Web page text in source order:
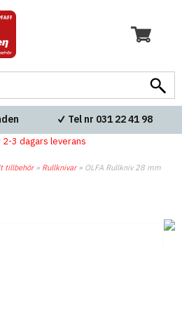
Tel nr 031 22 41 98
2-3 dagars leverans
tillbehör» Rullknivar» OLFA Rullkniv 28 mm